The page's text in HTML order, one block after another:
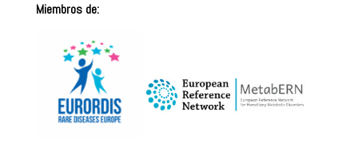
Miembros de: